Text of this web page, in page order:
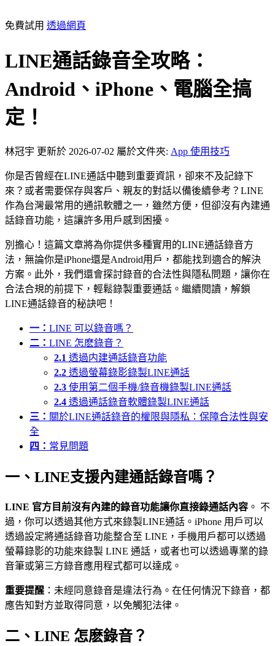
免費試用 透過網頁
LINE通話錄音全攻略：
Android、iPhone、電腦全搞
定！
林冠宇 更新於 2026-07-02 屬於文件夾: App 使用技巧
你是否曾經在LINE通話中聽到重要資訊，卻來不及記錄下
來？或者需要保存與客戶、親友的對話以備後續參考？LINE
作為台灣最常用的通訊軟體之一，雖然方便，但卻沒有內建通
話錄音功能，這讓許多用戶感到困擾。
別擔心！這篇文章將為你提供多種實用的LINE通話錄音方
法，無論你是iPhone還是Android用戶，都能找到適合的解決
方案。此外，我們還會探討錄音的合法性與隱私問題，讓你在
合法合規的前提下，輕鬆錄製重要通話。繼續閱讀，解鎖
LINE通話錄音的秘訣吧！
一： LINE 可以錄音嗎？
二： LINE 怎麽錄音？
2.1 透過内建通話錄音功能
2.2 透過螢幕錄影錄製LINE通話
2.3 使用第二個手機/錄音機錄製LINE通話
2.4 透過通話錄音軟體錄製LINE通話
三： 關於LINE通話錄音的權限與隱私：保障合法性與安
全
四： 常見問題
一、LINE支援內建通話錄音嗎？
LINE 官方目前沒有內建的錄音功能讓你直接錄通話內容 。 不
過，你可以透過其他方式來錄製LINE通話。iPhone 用戶可以
透過設定將通話錄音功能整合至 LINE，手機用戶都可以透過
螢幕錄影的功能來錄製 LINE 通話，或者也可以透過專業的錄
音筆或第三方錄音應用程式都可以達成。
重要提醒 ：未經同意錄音是違法行為。在任何情況下錄音，都
應告知對方並取得同意，以免觸犯法律。
二、LINE 怎麽錄音？